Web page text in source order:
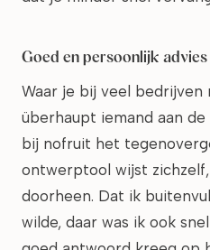
Goed en persoonlijk advies
Waar je bij veel
überhaupt iemand aan
bij nofruit het
ontwerptool wijst
doorheen. Dat ik
wilde, daar was ik ook